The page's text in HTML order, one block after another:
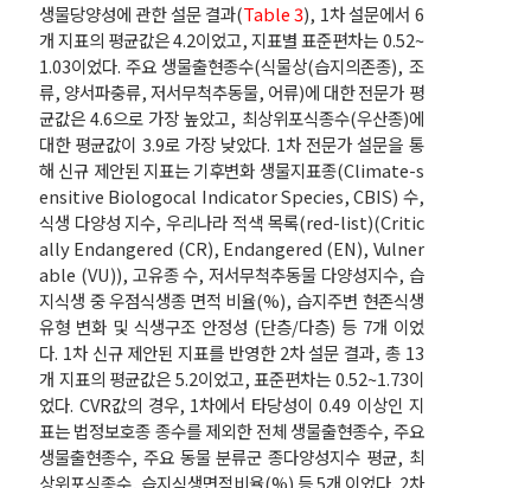
생물당양성에 관한 설문 결과(Table 3), 1차 설문에서 6
개 지표의 평균값은 4.2이었고, 지표별 표준편차는 0.52~
1.03이었다. 주요 생물출현종수(식물상(습지의존종), 조
류, 양서파충류, 저서무척추동물, 어류)에 대한 전문가 평
균값은 4.6으로 가장 높았고, 최상위포식종수(우산종)에
대한 평균값이 3.9로 가장 낮았다. 1차 전문가 설문을 통
해 신규 제안된 지표는 기후변화 생물지표종(Climate-s
ensitive Biologocal Indicator Species, CBIS) 수,
식생 다양성 지수, 우리나라 적색 목록(red-list)(Critic
ally Endangered (CR), Endangered (EN), Vulner
able (VU)), 고유종 수, 저서무척추동물 다양성지수, 습
지식생 중 우점식생종 면적 비율(%), 습지주변 현존식생
유형 변화 및 식생구조 안정성 (단층/다층) 등 7개 이었
다. 1차 신규 제안된 지표를 반영한 2차 설문 결과, 총 13
개 지표의 평균값은 5.2이었고, 표준편차는 0.52~1.73이
었다. CVR값의 경우, 1차에서 타당성이 0.49 이상인 지
표는 법정보호종 종수를 제외한 전체 생물출현종수, 주요
생물출현종수, 주요 동물 분류군 종다양성지수 평균, 최